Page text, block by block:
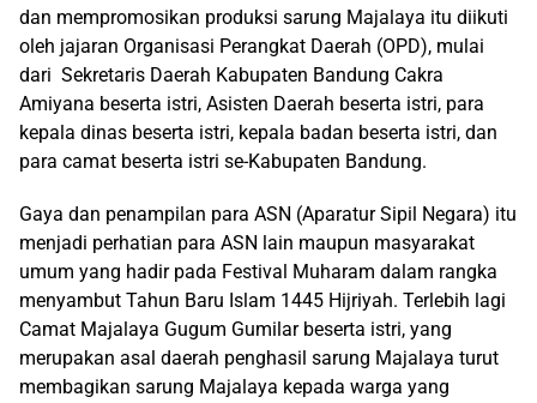
dan mempromosikan produksi sarung Majalaya itu diikuti
oleh jajaran Organisasi Perangkat Daerah (OPD), mulai
dari Sekretaris Daerah Kabupaten Bandung Cakra
Amiyana beserta istri, Asisten Daerah beserta istri, para
kepala dinas beserta istri, kepala badan beserta istri, dan
para camat beserta istri se-Kabupaten Bandung.
Gaya dan penampilan para ASN (Aparatur Sipil Negara) itu
menjadi perhatian para ASN lain maupun masyarakat
umum yang hadir pada Festival Muharam dalam rangka
menyambut Tahun Baru Islam 1445 Hijriyah. Terlebih lagi
Camat Majalaya Gugum Gumilar beserta istri, yang
merupakan asal daerah penghasil sarung Majalaya turut
membagikan sarung Majalaya kepada warga yang